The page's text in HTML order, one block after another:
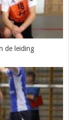
de leiding